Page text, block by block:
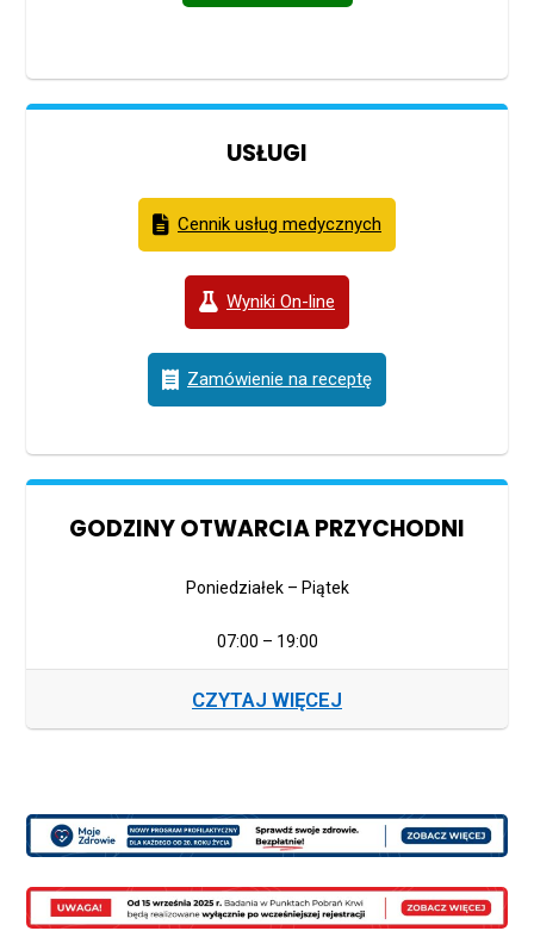
USŁUGI
Cennik usług medycznych
Wyniki On-line
Zamówienie na receptę
GODZINY OTWARCIA PRZYCHODNI
Poniedziałek – Piątek
07:00 – 19:00
CZYTAJ WIĘCEJ